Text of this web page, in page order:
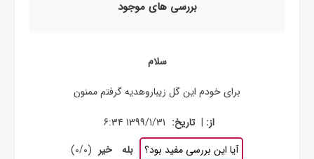
بررسی های موجود
سلام
برای خودم این گل زیباروهدیه گرفتم ممنون
از: | تاریخ: 1399/1/31 6:34
آیا این بررسی مفید بود؟
بله خیر (
0/0
)